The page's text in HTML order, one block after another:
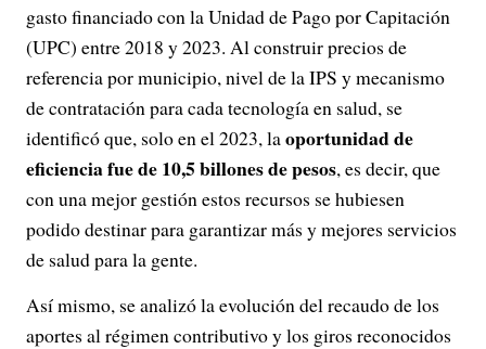
gasto financiado con la Unidad de Pago por Capitación
(UPC) entre 2018 y 2023. Al construir precios de
referencia por municipio, nivel de la IPS y mecanismo
de contratación para cada tecnología en salud, se
identificó que, solo en el 2023, laoportunidad de
eficiencia fue de 10,5 billones de pesos, es decir, que
con una mejor gestión estos recursos se hubiesen
podido destinar para garantizar más y mejores servicios
de salud para la gente.
Así mismo, se analizó la evolución del recaudo de los
aportes al régimen contributivo y los giros reconocidos